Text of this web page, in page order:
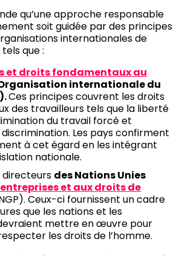
qu’une approche responsable
soit guidée par des principes
internationales de
que :
et droits fondamentaux au
internationale du
Ces principes couvrent les droits
des travailleurs tels que la liberté
du travail forcé et
Les pays confirment
à cet égard en les intégrant
nationale.
directeurs des Nations Unies
entreprises et aux droits de
Ceux-ci fournissent un cadre
que les nations et les
mettre en œuvre pour
les droits de l’homme.